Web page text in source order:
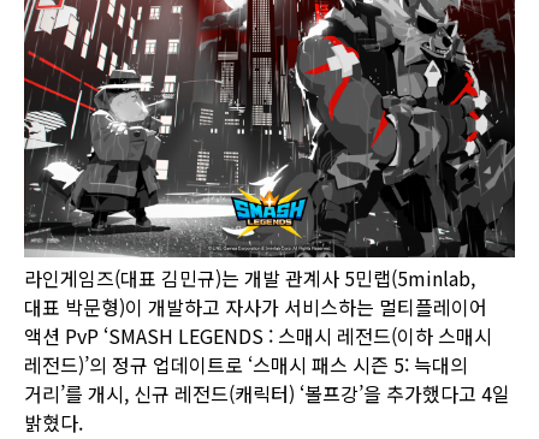
라인게임즈(대표 김민규)는 개발 관계사 5민랩(5minlab,
대표 박문형)이 개발하고 자사가 서비스하는 멀티플레이어
액션 PvP ‘SMASH LEGENDS : 스매시 레전드(이하 스매시
레전드)’의 정규 업데이트로 ‘스매시 패스 시즌 5: 늑대의
거리’를 개시, 신규 레전드(캐릭터) ‘볼프강’을 추가했다고 4일
밝혔다.